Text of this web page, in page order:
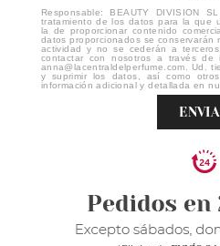
Responsable: BEAUTY DIVISION
tratamiento de los datos para la que
la de proporcionar contenido
datos proporcionados se conservarán
actividad y no se cederán a
contactar con nosotros a través de
anna@lacentraldelperfume.com. Ud.
y suprimir los datos, así como
información adicional y detallada en